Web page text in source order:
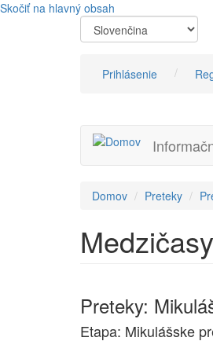
Skočiť na hlavný obsah
Prihlásenie
Domov Preteky
Medzičasy
Preteky:
Etapa: Mikulášske